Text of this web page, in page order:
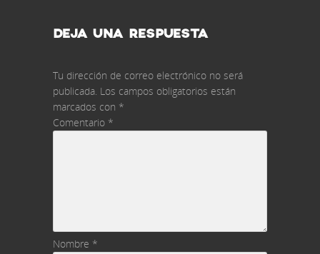
DEJA UNA RESPUESTA
Tu dirección de correo electrónico no será
publicada. Los campos obligatorios están
marcados con *
Comentario *
Nombre *